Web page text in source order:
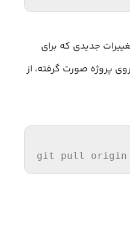
جدیدی که برای
پروژه صورت گرفته، از
git pull origin